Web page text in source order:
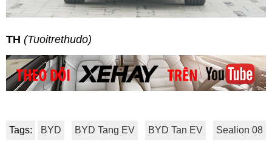
TH (Tuoitrethudo)
Tags: BYD BYD Tang EV BYD Tan EV Sealion 08